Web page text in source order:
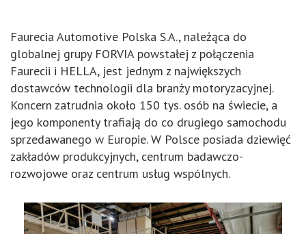
Faurecia Automotive Polska S.A., należąca do
globalnej grupy FORVIA powstałej z połączenia
Faurecii i HELLA, jest jednym z największych
dostawców technologii dla branży motoryzacyjnej.
Koncern zatrudnia około 150 tys. osób na świecie, a
jego komponenty trafiają do co drugiego samochodu
sprzedawanego w Europie. W Polsce posiada dziewięć
zakładów produkcyjnych, centrum badawczo-
rozwojowe oraz centrum usług wspólnych.